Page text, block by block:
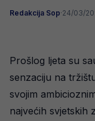
Redakcija Sop·24/03/
Prošlog ljeta su
senzaciju na
svojim
najvećih svjetskih